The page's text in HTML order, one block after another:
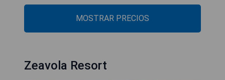
MOSTRAR PRECIOS
Zeavola Resort